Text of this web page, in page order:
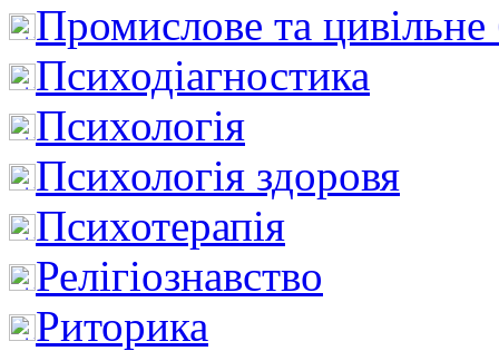
Промислове та цивільне
Психодіагностика
Психологія
Психологія здоровя
Психотерапія
Релігіознавство
Риторика